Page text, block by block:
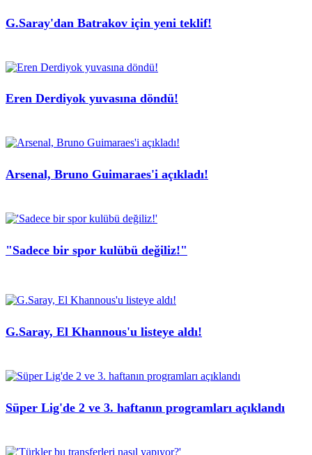
G.Saray'dan Batrakov için yeni teklif!
Eren Derdiyok yuvasına döndü!
Arsenal, Bruno Guimaraes'i açıkladı!
"Sadece bir spor kulübü değiliz!"
G.Saray, El Khannous'u listeye aldı!
Süper Lig'de 2 ve 3. haftanın programları açıklandı